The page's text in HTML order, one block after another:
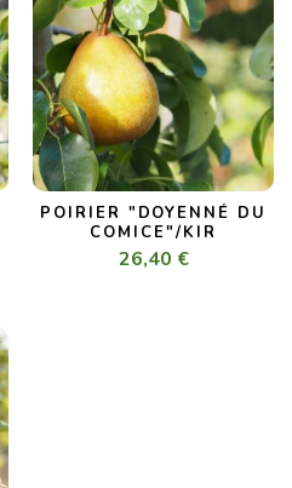
POIRIER "DOYENNÉ DU
COMICE"/KIR
26,40 €